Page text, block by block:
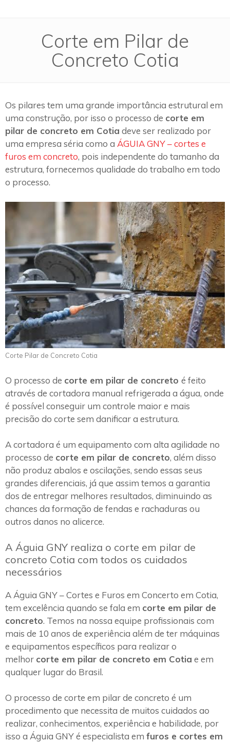
Corte em Pilar de
Concreto Cotia
Os pilares tem uma grande importância estrutural em
uma construção, por isso o processo de corte em
pilar de concreto em Cotia deve ser realizado por
uma empresa séria como a ÁGUIA GNY – cortes e
furos em concreto, pois independente do tamanho da
estrutura, fornecemos qualidade do trabalho em todo
o processo.
Corte Pilar de Concreto Cotia
O processo de corte em pilar de concreto é feito
através de cortadora manual refrigerada a água, onde
é possível conseguir um controle maior e mais
precisão do corte sem danificar a estrutura.
A cortadora é um equipamento com alta agilidade no
processo de corte em pilar de concreto, além disso
não produz abalos e oscilações, sendo essas seus
grandes diferenciais, já que assim temos a garantia
dos de entregar melhores resultados, diminuindo as
chances da formação de fendas e rachaduras ou
outros danos no alicerce.
A Águia GNY realiza o corte em pilar de
concreto Cotia com todos os cuidados
necessários
A Águia GNY – Cortes e Furos em Concerto em Cotia,
tem excelência quando se fala em corte em pilar de
concreto. Temos na nossa equipe profissionais com
mais de 10 anos de experiência além de ter máquinas
e equipamentos específicos para realizar o
melhor corte em pilar de concreto em Cotia e em
qualquer lugar do Brasil.
O processo de corte em pilar de concreto é um
procedimento que necessita de muitos cuidados ao
realizar, conhecimentos, experiência e habilidade, por
isso a Águia GNY é especialista em furos e cortes em